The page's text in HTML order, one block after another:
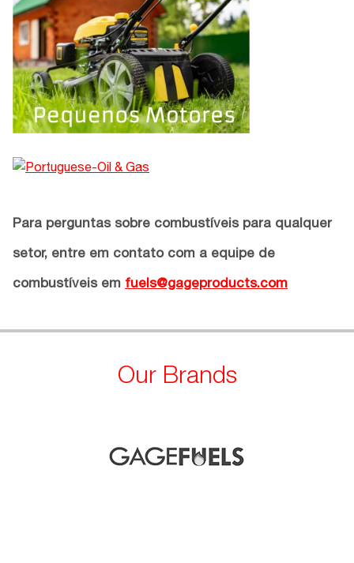
Para perguntas sobre combustíveis para qualquer
setor, entre em contato com a equipe de
combustíveis em fuels@gageproducts.com
Our Brands